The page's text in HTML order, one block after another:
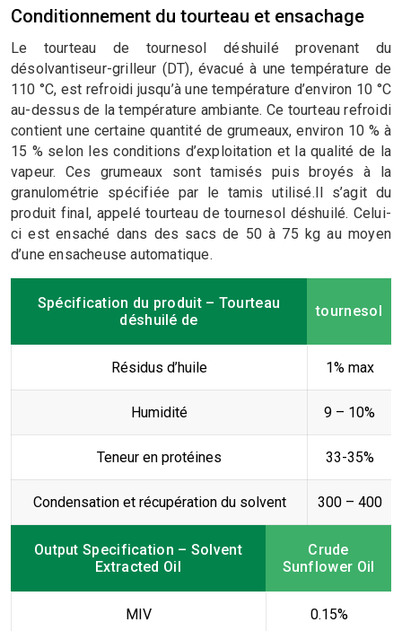
Conditionnement du tourteau et ensachage
Le tourteau de tournesol déshuilé provenant du
désolvantiseur-grilleur (DT), évacué à une température de
110 °C, est refroidi jusqu’à une température d’environ 10 °C
au-dessus de la température ambiante. Ce tourteau refroidi
contient une certaine quantité de grumeaux, environ 10 % à
15 % selon les conditions d’exploitation et la qualité de la
vapeur. Ces grumeaux sont tamisés puis broyés à la
granulométrie spécifiée par le tamis utilisé.Il s’agit du
produit final, appelé tourteau de tournesol déshuilé. Celui-
ci est ensaché dans des sacs de 50 à 75 kg au moyen
d’une ensacheuse automatique.
Spécification du produit – Tourteau
déshuilé de
tournesol
Résidus d’huile 1% max
Humidité 9 – 10%
Teneur en protéines 33-35%
Condensation et récupération du solvent 300 – 400
Output Specification – Solvent
Extracted Oil
Crude
Sunflower Oil
MIV 0.15%